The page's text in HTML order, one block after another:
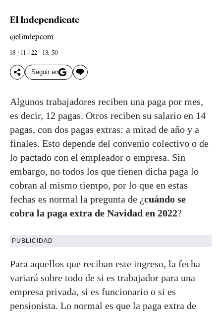
El Independiente
@elindepcom
18 / 11 / 22 - 13: 50
Seguir en
Algunos trabajadores reciben una paga por mes,
es decir, 12 pagas. Otros reciben su salario en 14
pagas, con dos pagas extras: a mitad de año y a
finales. Esto depende del convenio colectivo o de
lo pactado con el empleador o empresa. Sin
embargo, no todos los que tienen dicha paga lo
cobran al mismo tiempo, por lo que en estas
fechas es normal la pregunta de ¿cuándo se
cobra la paga extra de Navidad en 2022?
PUBLICIDAD
Para aquellos que reciban este ingreso, la fecha
variará sobre todo de si es trabajador para una
empresa privada, si es funcionario o si es
pensionista. Lo normal es que la paga extra de